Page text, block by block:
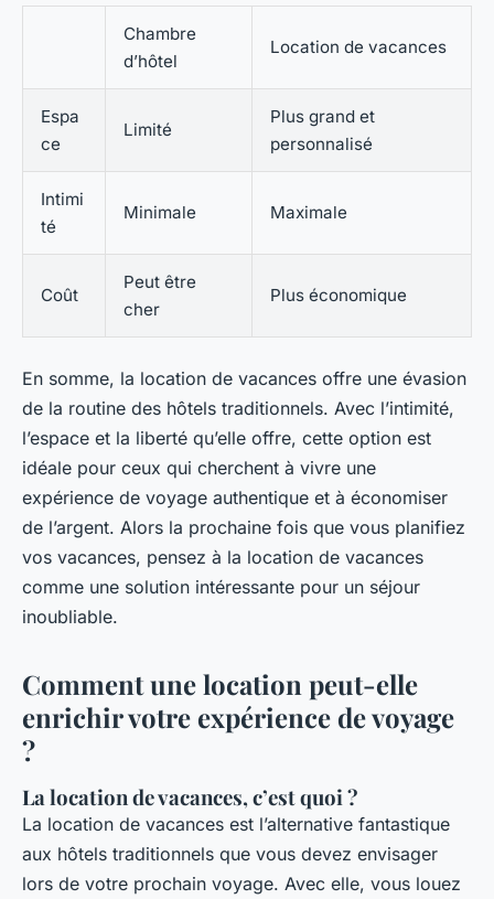
Chambre
d’hôtel
Location de vacances
Espa
ce
Limité
Plus grand et
personnalisé
Intimi
té
Minimale Maximale
Coût
Peut être
cher
Plus économique
En somme, la location de vacances offre une évasion
de la routine des hôtels traditionnels. Avec l’intimité,
l’espace et la liberté qu’elle offre, cette option est
idéale pour ceux qui cherchent à vivre une
expérience de voyage authentique et à économiser
de l’argent. Alors la prochaine fois que vous planifiez
vos vacances, pensez à la location de vacances
comme une solution intéressante pour un séjour
inoubliable.
Comment une location peut-elle
enrichir votre expérience de voyage
?
La location de vacances, c’est quoi ?
La location de vacances est l’alternative fantastique
aux hôtels traditionnels que vous devez envisager
lors de votre prochain voyage. Avec elle, vous louez